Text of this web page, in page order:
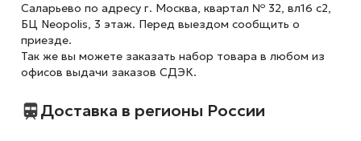
Саларьево по адресу г. Москва, квартал № 32, вл16 с2,
БЦ Neopolis, 3 этаж. Перед выездом сообщить о
приезде.
Так же вы можете заказать набор товара в любом из
офисов выдачи заказов СДЭК.
Доставка в регионы России